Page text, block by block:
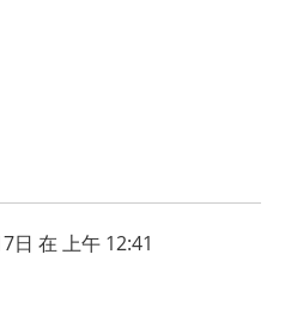
日 在 上午 12:41